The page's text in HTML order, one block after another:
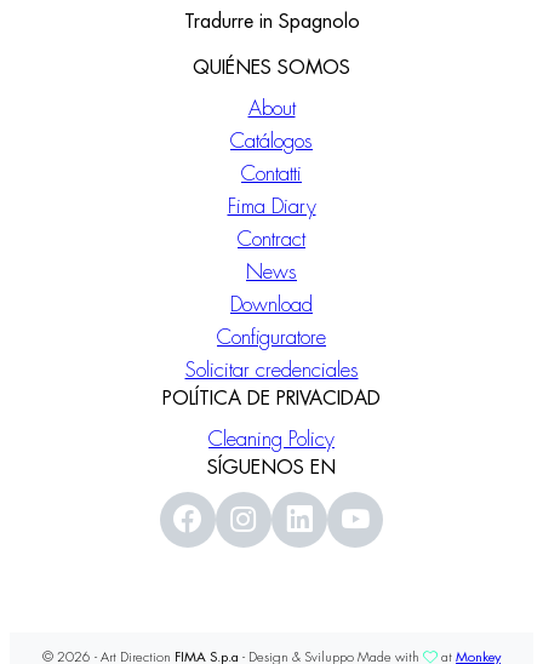
Tradurre in Spagnolo
QUIÉNES SOMOS
About
Catálogos
Contatti
Fima Diary
Contract
News
Download
Configuratore
Solicitar credenciales
POLÍTICA DE PRIVACIDAD
Cleaning Policy
SÍGUENOS EN
© 2026 - Art Direction FIMA S.p.a - Design & Sviluppo Made with at Monkey